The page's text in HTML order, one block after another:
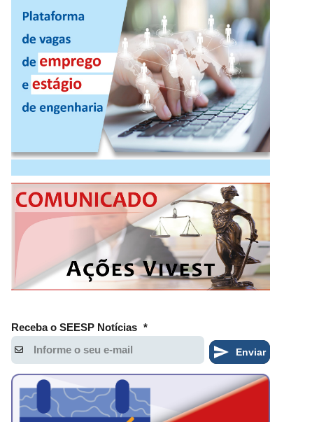
Receba o SEESP Notícias *
Enviar